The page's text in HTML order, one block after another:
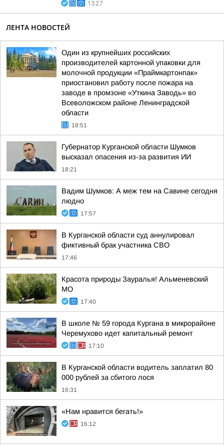
13:27
ЛЕНТА НОВОСТЕЙ
Один из крупнейших российских
производителей картонной упаковки для
молочной продукции «Праймкартонпак»
приостановил работу после пожара на
заводе в промзоне «Уткина Заводь» во
Всеволожском районе Ленинградской
области
18:51
Губернатор Курганской области Шумков
высказал опасения из-за развития ИИ
18:21
Вадим Шумков: А меж тем на Савине сегодня
людно
17:57
В Курганской области суд аннулировал
фиктивный брак участника СВО
17:46
Красота природы Зауралья! Альменевский
МО
17:40
В школе № 59 города Кургана в микрорайоне
Черемухово идет капитальный ремонт
17:10
В Курганской области водитель заплатил 80
000 рублей за сбитого лося
16:31
«Нам нравится бегать!»
16:12